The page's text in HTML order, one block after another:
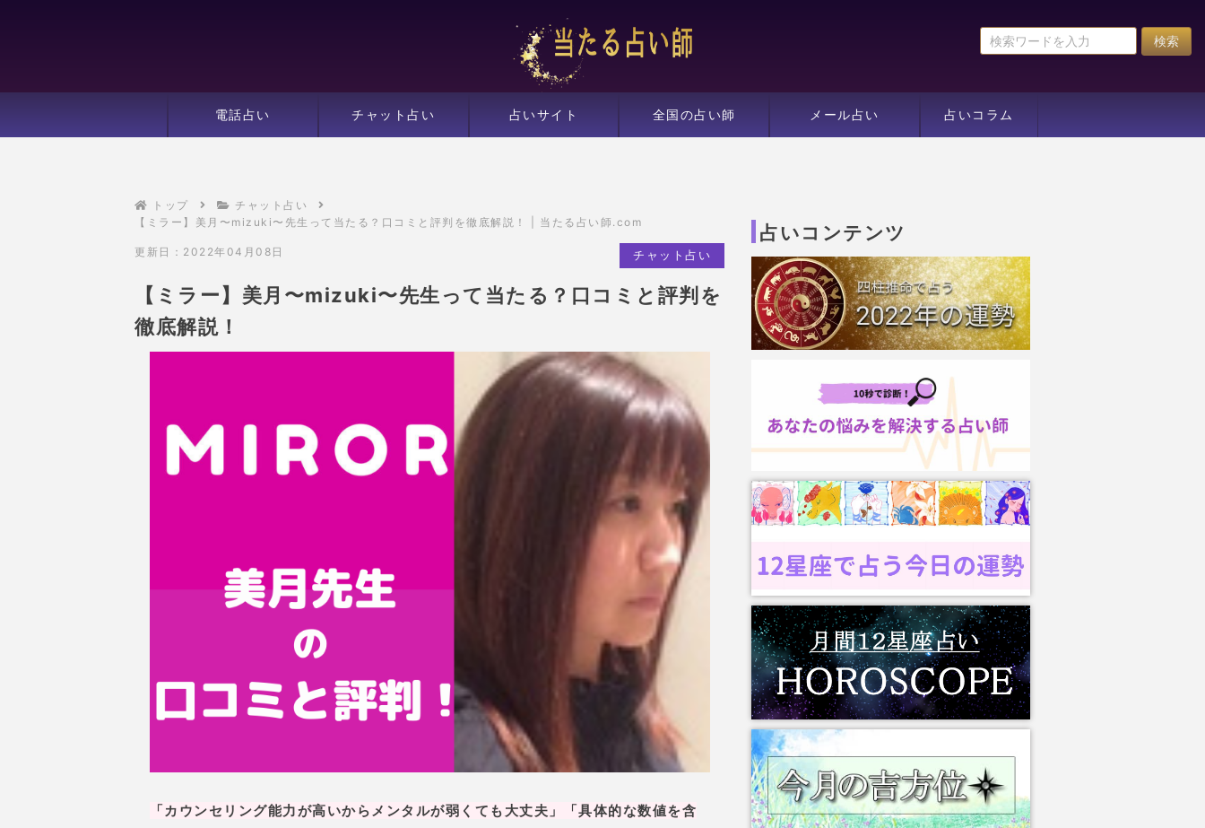
電話占い チャット占い 占いサイト 全国の占い師 メール占い 占いコラム
トップ
チャット占い
【ミラー】美月〜mizuki〜先生って当たる？口コミと評判を徹底解説！ | 当たる占い師.com
更新日：2022年04月08日 チャット占い
【ミラー】美月〜mizuki〜先生って当たる？口コミと評判を
徹底解説！
「カウンセリング能力が高いからメンタルが弱くても大丈夫」「具体的な数値を含
占いコンテンツ